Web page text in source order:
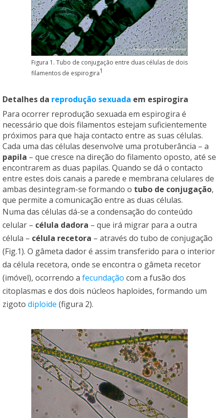
Figura 1. Tubo de conjugação entre duas células de dois
filamentos de espirogira1
Detalhes da reprodução sexuada em espirogira
Para ocorrer reprodução sexuada em espirogira é
necessário que dois filamentos estejam suficientemente
próximos para que haja contacto entre as suas células.
Cada uma das células desenvolve uma protuberância – a
papila – que cresce na direção do filamento oposto, até se
encontrarem as duas papilas. Quando se dá o contacto
entre estes dois canais a parede e membrana celulares de
ambas desintegram-se formando o tubo de conjugação,
que permite a comunicação entre as duas células.
Numa das células dá-se a condensação do conteúdo
celular – célula dadora – que irá migrar para a outra
célula – célula recetora – através do tubo de conjugação
(Fig.1). O gâmeta dador é assim transferido para o interior
da célula recetora, onde se encontra o gâmeta recetor
(imóvel), ocorrendo a fecundação com a fusão dos
citoplasmas e dos dois núcleos haploides, formando um
zigoto diploide (figura 2).